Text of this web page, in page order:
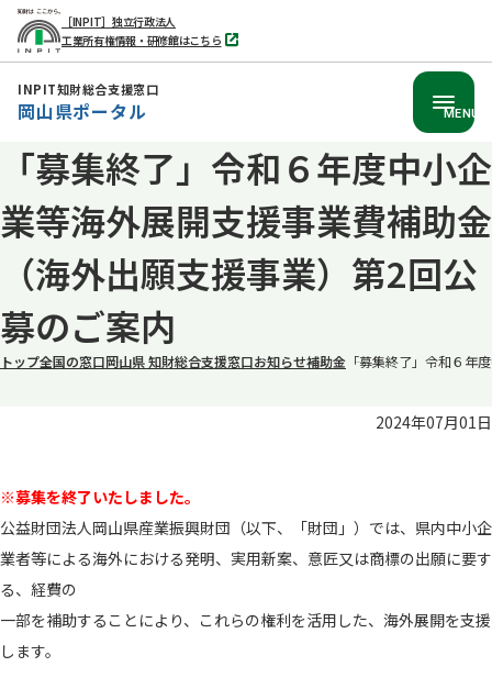
へ
［INPIT］独立行政法人
工業所有権情報・研修館はこちら
別
タ
INPIT知財総合支援窓口
岡山県ポータル MENU
「募集終了」令和６年度中小企
業等海外展開支援事業費補助金
（海外出願支援事業）第2回公
募のご案内
トップ全国の窓口岡山県 知財総合支援窓口お知らせ補助金 「募集終了」令和６年
2024年07月01日
※募集を終了いたしました。
公益財団法人岡山県産業振興財団（以下、「財団」）では、県内中小企
業者等による海外における発明、実用新案、意匠又は商標の出願に要す
る、経費の
一部を補助することにより、これらの権利を活用した、海外展開を支援
します。